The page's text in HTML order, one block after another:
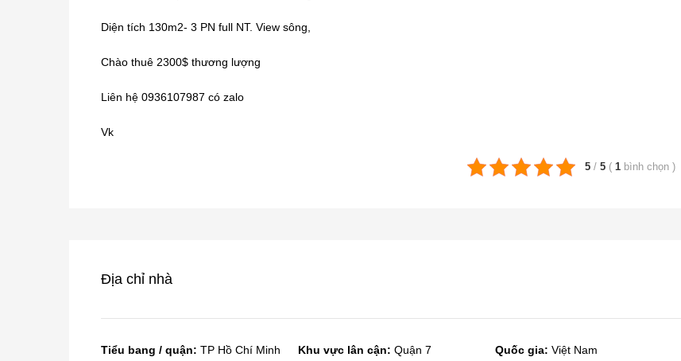
Diện tích 130m2- 3 PN full NT. View sông,
Chào thuê 2300$ thương lượng
Liên hệ 0936107987 có zalo
Vk
5 / 5 ( 1 bình chọn )
Địa chỉ nhà
Tiểu bang / quận: TP Hồ Chí Minh Khu vực lân cận: Quận 7 Quốc gia: Việt Nam